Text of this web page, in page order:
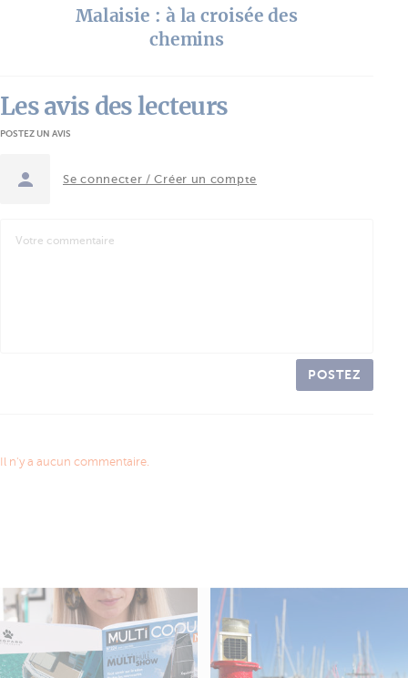
Malaisie : à la croisée des
chemins
Les avis des lecteurs
POSTEZ UN AVIS
Se connecter / Créer un compte
POSTEZ
Il n'y a aucun commentaire.